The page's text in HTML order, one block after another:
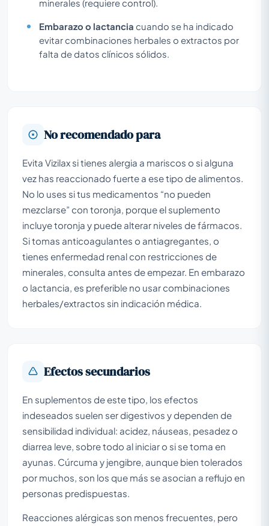
minerales (requiere control).
Embarazo o lactancia cuando se ha indicado
evitar combinaciones herbales o extractos por
falta de datos clínicos sólidos.
No recomendado para
Evita Vizilax si tienes alergia a mariscos o si alguna
vez has reaccionado fuerte a ese tipo de alimentos.
No lo uses si tus medicamentos “no pueden
mezclarse” con toronja, porque el suplemento
incluye toronja y puede alterar niveles de fármacos.
Si tomas anticoagulantes o antiagregantes, o
tienes enfermedad renal con restricciones de
minerales, consulta antes de empezar. En embarazo
o lactancia, es preferible no usar combinaciones
herbales/extractos sin indicación médica.
Efectos secundarios
En suplementos de este tipo, los efectos
indeseados suelen ser digestivos y dependen de
sensibilidad individual: acidez, náuseas, pesadez o
diarrea leve, sobre todo al iniciar o si se toma en
ayunas. Cúrcuma y jengibre, aunque bien tolerados
por muchos, son los que más se asocian a reflujo en
personas predispuestas.
Reacciones alérgicas son menos frecuentes, pero